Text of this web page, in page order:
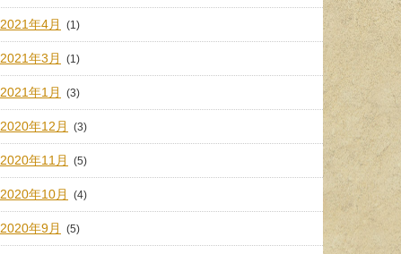
2021年4月 (1)
2021年3月 (1)
2021年1月 (3)
2020年12月 (3)
2020年11月 (5)
2020年10月 (4)
2020年9月 (5)